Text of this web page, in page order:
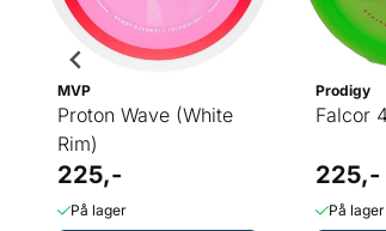
MVP
Proton Wave (White
Rim)
225,-
På lager
Prodigy
Falcor
225,-
På lager